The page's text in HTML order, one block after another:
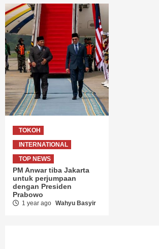
TOKOH
INTERNATIONAL
TOP NEWS
PM Anwar tiba Jakarta
untuk perjumpaan
dengan Presiden
Prabowo
1 year ago Wahyu Basyir